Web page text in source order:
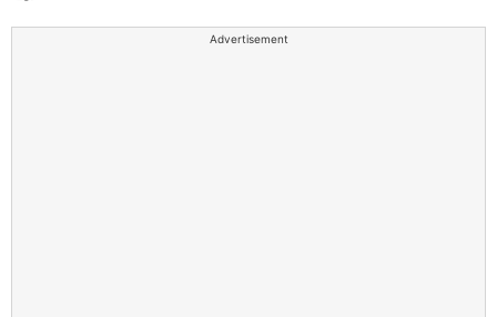
Advertisement